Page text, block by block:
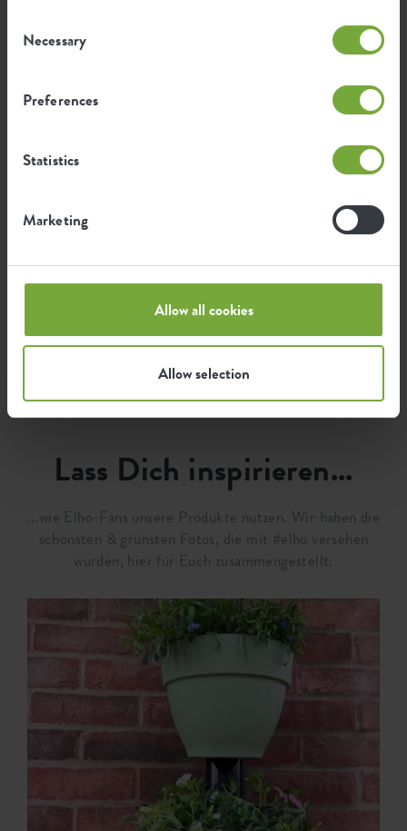
Selection
Necessary
Preferences
Statistics
Marketing
Allow all cookies
Allow selection
Durchschnittliche CO2-Emission
Energie bei der Herstellung dieses
Die Emission pro Produkt basiert auf der gesamten
Lass Dich inspirieren...
...wie Elho-Fans unsere Produkte nutzen. Wir haben die
schönsten & grünsten Fotos, die mit #elho versehen
wurden, hier für Euch zusammengestellt.